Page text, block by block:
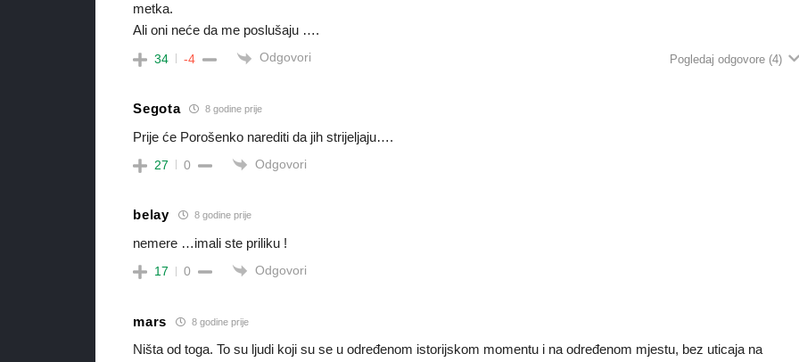
metka.
Ali oni neće da me poslušaju ….
34 -4 Odgovori Pogledaj odgovore (4)
Segota 8 godine prije
Prije će Porošenko narediti da jih strijeljaju….
27 0 Odgovori
belay 8 godine prije
nemere …imali ste priliku !
17 0 Odgovori
mars 8 godine prije
Ništa od toga. To su ljudi koji su se u određenom istorijskom momentu i na određenom mjestu, bez uticaja na